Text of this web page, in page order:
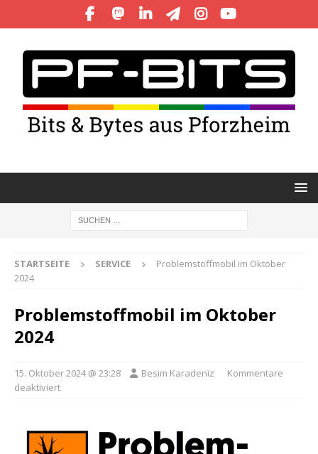
STARTSEITE SERVICE
Problemstoffmobil im Oktober
2024
Problemstoffmobil im Oktober
2024
15. Oktober 2024 @ 23:28 Besim Karadeniz
Kommentare
deaktiviert